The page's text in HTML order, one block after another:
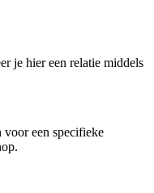
je hier een relatie middels
voor een specifieke